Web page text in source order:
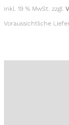
inkl. 19 % MwSt. zzgl.
Voraussichtliche